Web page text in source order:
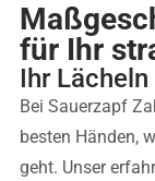
für Ihr
Ihr
Bei Sauerzapf
besten Händen,
geht. Unser